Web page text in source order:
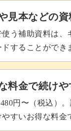
見本などの
使う補助資料は、
ドすることができ
料金で続けや
円〜（税込）
すいお得な料金